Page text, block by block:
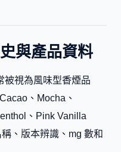
與產品資料
被視為風味型香煙品
、Mocha、
、Pink Vanilla
、版本辨識、mg 數和